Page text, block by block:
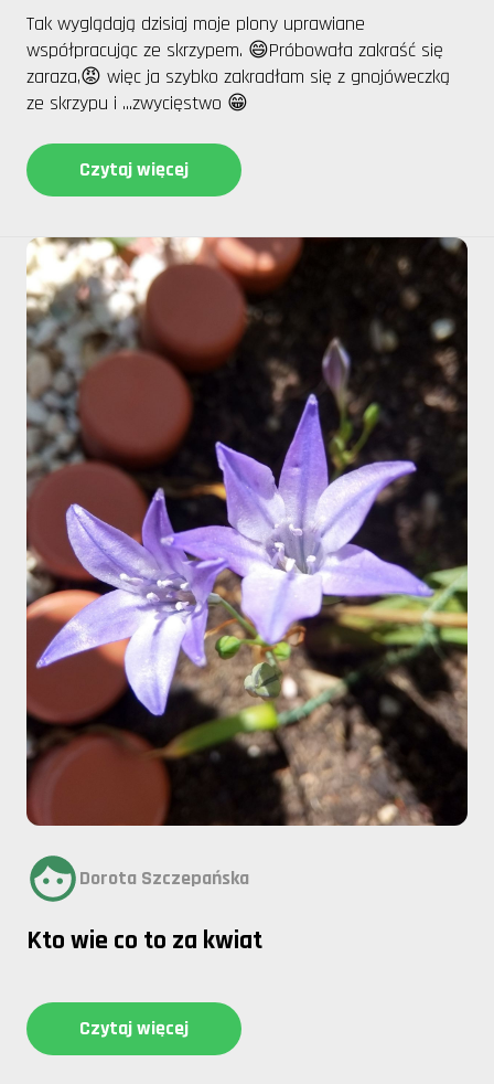
Tak wyglądają dzisiaj moje plony uprawiane
współpracując ze skrzypem. 😄Próbowała zakraść się
zaraza,😡 więc ja szybko zakradłam się z gnojóweczką
ze skrzypu i ...zwycięstwo 😁
Czytaj więcej
Dorota Szczepańska
Kto wie co to za kwiat
Czytaj więcej